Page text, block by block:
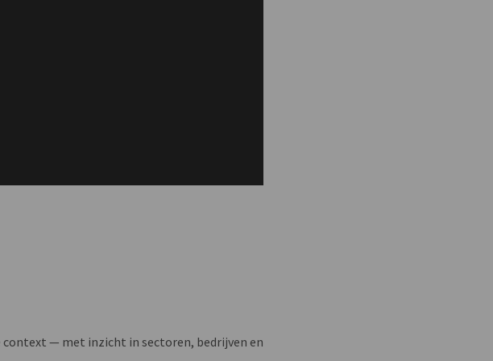
context — met inzicht in sectoren, bedrijven en